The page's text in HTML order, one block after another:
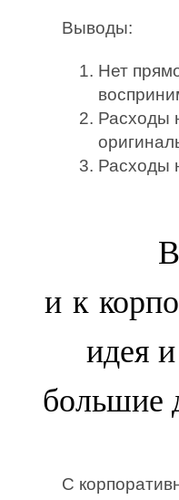
Выводы:
Нет
Расходы
Расходы
и к
идея
большие
С